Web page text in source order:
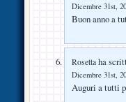
Dicembre 31st,
Buon anno a
Rosetta ha
Dicembre 31st,
Auguri a tutti